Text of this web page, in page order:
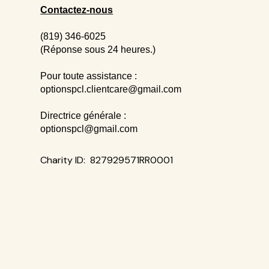
Contactez-nous
(819) 346-6025
(Réponse sous 24 heures.)
Pour toute assistance :
optionspcl.clientcare@gmail.com
Directrice générale :
optionspcl@gmail.com
​Charity ID: 827929571RR0001